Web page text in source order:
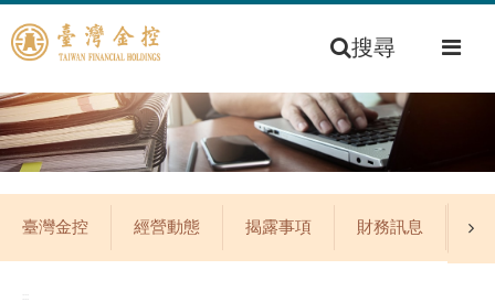
搜尋
臺灣金控 經營動態 揭露事項 財務訊息 公